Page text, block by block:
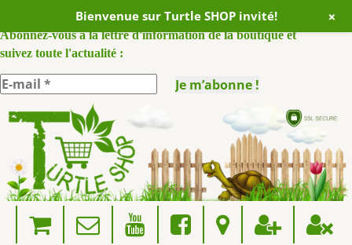
ABONNEZ VOUS A NOTRE NEWSLETTER :
Abonnez-vous à la lettre d'information de la boutique et
suivez toute l'actualité :
Skip
to
content
Bienvenue sur Turtle SHOP invité! +